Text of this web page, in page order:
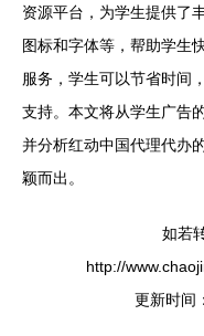
资源平台，为学生提供了
图标和字体等，帮助学生
服务，学生可以节省时间
支持。本文将从学生广告
并分析红动中国代理代办
颖而出。
如若
http://
更新时间